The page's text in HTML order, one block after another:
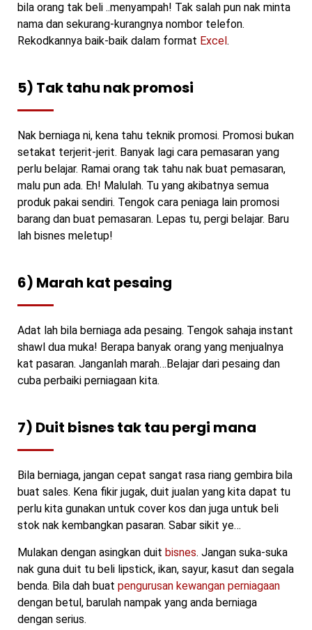
bila orang tak beli ..menyampah! Tak salah pun nak minta
nama dan sekurang-kurangnya nombor telefon.
Rekodkannya baik-baik dalam format Excel.
5) Tak tahu nak promosi
Nak berniaga ni, kena tahu teknik promosi. Promosi bukan
setakat terjerit-jerit. Banyak lagi cara pemasaran yang
perlu belajar. Ramai orang tak tahu nak buat pemasaran,
malu pun ada. Eh! Malulah. Tu yang akibatnya semua
produk pakai sendiri. Tengok cara peniaga lain promosi
barang dan buat pemasaran. Lepas tu, pergi belajar. Baru
lah bisnes meletup!
6) Marah kat pesaing
Adat lah bila berniaga ada pesaing. Tengok sahaja instant
shawl dua muka! Berapa banyak orang yang menjualnya
kat pasaran. Janganlah marah…Belajar dari pesaing dan
cuba perbaiki perniagaan kita.
7) Duit bisnes tak tau pergi mana
Bila berniaga, jangan cepat sangat rasa riang gembira bila
buat sales. Kena fikir jugak, duit jualan yang kita dapat tu
perlu kita gunakan untuk cover kos dan juga untuk beli
stok nak kembangkan pasaran. Sabar sikit ye…
Mulakan dengan asingkan duit bisnes. Jangan suka-suka
nak guna duit tu beli lipstick, ikan, sayur, kasut dan segala
benda. Bila dah buat pengurusan kewangan perniagaan
dengan betul, barulah nampak yang anda berniaga
dengan serius.